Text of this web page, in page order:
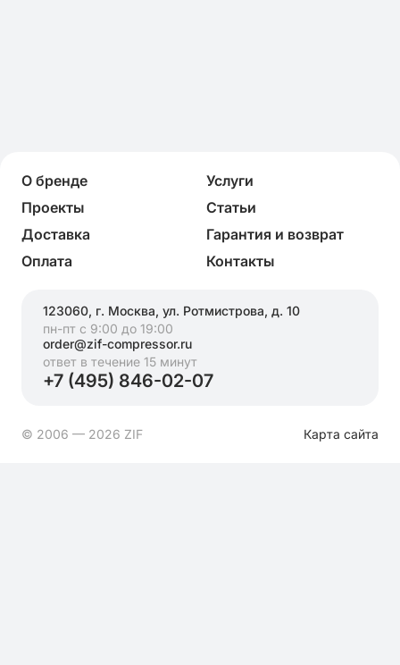
О бренде
Услуги
Проекты
Статьи
Доставка
Гарантия и возврат
Оплата
Контакты
123060, г. Москва, ул. Ротмистрова, д. 10
пн-пт с 9:00 до 19:00
order@zif-compressor.ru
ответ в течение 15 минут
+7 (495) 846-02-07
© 2006 — 2026 ZIF Карта сайта